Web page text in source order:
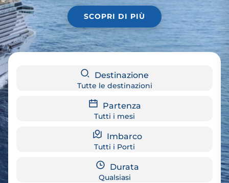
SCOPRI DI PIÙ
Destinazione
Tutte le destinazioni
Partenza
Tutti i mesi
Imbarco
Tutti i Porti
Durata
Qualsiasi